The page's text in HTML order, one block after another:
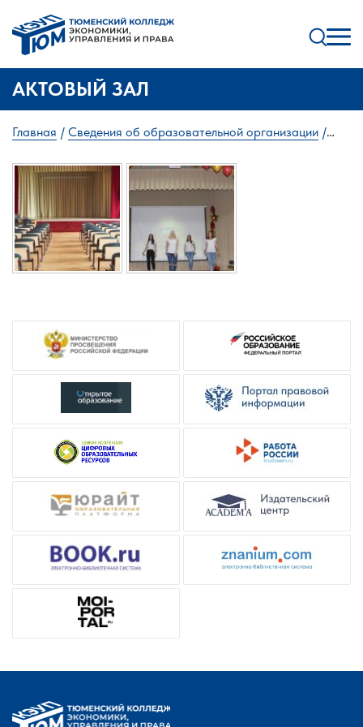
АКТОВЫЙ ЗАЛ
Главная
Сведения об образовательной организации
образовательного процесса. Доступная среда
зал